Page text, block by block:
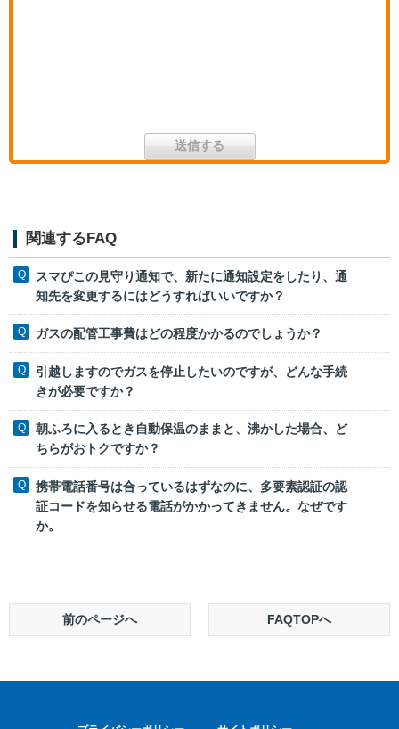
関連するFAQ
スマぴこの見守り通知で、新たに通知設定をしたり、通
知先を変更するにはどうすればいいですか？
ガスの配管工事費はどの程度かかるのでしょうか？
引越しますのでガスを停止したいのですが、どんな手続
きが必要ですか？
朝ふろに入るとき自動保温のままと、沸かした場合、ど
ちらがおトクですか？
携帯電話番号は合っているはずなのに、多要素認証の認
証コードを知らせる電話がかかってきません。なぜです
か。
前のページへ FAQTOPへ